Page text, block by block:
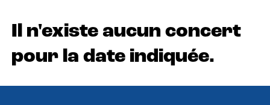
Il n'existe aucun concert
pour la date indiquée.